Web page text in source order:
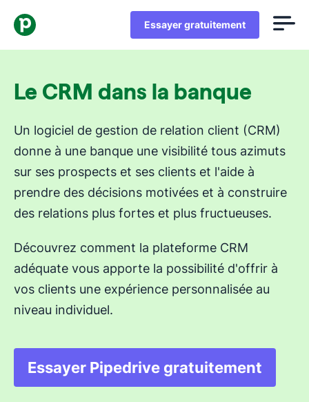
Essayer gratuitement
Le CRM dans la banque
Un logiciel de gestion de relation client (CRM)
donne à une banque une visibilité tous azimuts
sur ses prospects et ses clients et l'aide à
prendre des décisions motivées et à construire
des relations plus fortes et plus fructueuses.
Découvrez comment la plateforme CRM
adéquate vous apporte la possibilité d'offrir à
vos clients une expérience personnalisée au
niveau individuel.
Essayer Pipedrive gratuitement
S'ouvre dans une